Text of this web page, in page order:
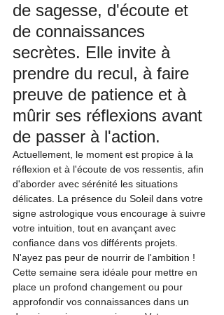
de sagesse, d'écoute et
de connaissances
secrètes. Elle invite à
prendre du recul, à faire
preuve de patience et à
mûrir ses réflexions avant
de passer à l'action.
Actuellement, le moment est propice à la
réflexion et à l'écoute de vos ressentis, afin
d'aborder avec sérénité les situations
délicates. La présence du Soleil dans votre
signe astrologique vous encourage à suivre
votre intuition, tout en avançant avec
confiance dans vos différents projets.
N'ayez pas peur de nourrir de l'ambition !
Cette semaine sera idéale pour mettre en
place un profond changement ou pour
approfondir vos connaissances dans un